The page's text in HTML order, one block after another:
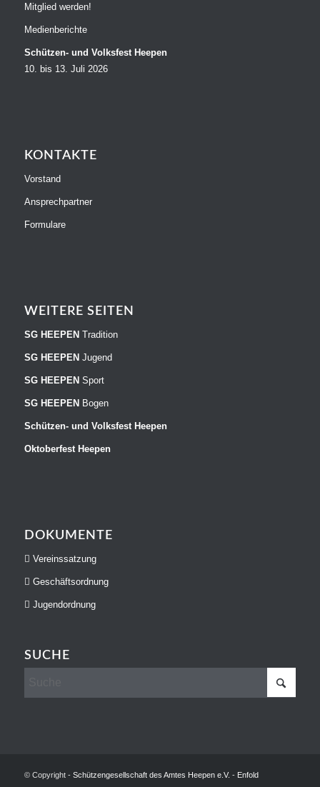
Mitglied werden!
Medienberichte
Schützen- und Volksfest Heepen
10. bis 13. Juli 2026
KONTAKTE
Vorstand
Ansprechpartner
Formulare
WEITERE SEITEN
SG HEEPEN Tradition
SG HEEPEN Jugend
SG HEEPEN Sport
SG HEEPEN Bogen
Schützen- und Volksfest Heepen
Oktoberfest Heepen
DOKUMENTE
Vereinssatzung
Geschäftsordnung
Jugendordnung
SUCHE
© Copyright - Schützengesellschaft des Amtes Heepen e.V. - Enfold